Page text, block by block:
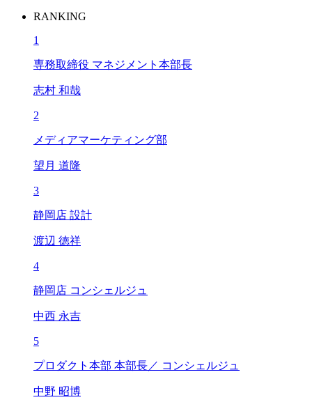
RANKING
1
専務取締役 マネジメント本部長
志村 和哉
2
メディアマーケティング部
望月 道隆
3
静岡店 設計
渡辺 徳祥
4
静岡店 コンシェルジュ
中西 永吉
5
プロダクト本部 本部長／ コンシェルジュ
中野 昭博